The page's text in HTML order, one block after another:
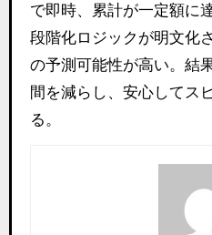
で即時、累計が一定額に
段階化ロジックが明文化
の予測可能性が高い。結
間を減らし、安心してス
る。